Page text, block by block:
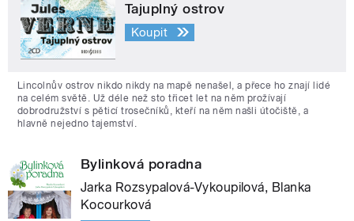
Tajuplný ostrov
Koupit
Lincolnův ostrov nikdo nikdy na mapě nenašel, a přece ho znají lidé
na celém světě. Už déle než sto třicet let na něm prožívají
dobrodružství s pěticí trosečníků, kteří na něm našli útočiště, a
hlavně nejedno tajemství.
Bylinková poradna
Jarka Rozsypalová-Vykoupilová, Blanka
Kocourková